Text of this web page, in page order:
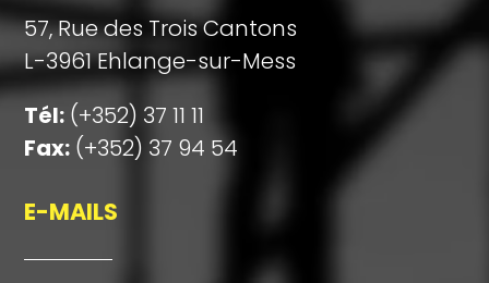
57, Rue des Trois Cantons
L-3961 Ehlange-sur-Mess
Tél: (+352) 37 11 11
Fax: (+352) 37 94 54
E-MAILS